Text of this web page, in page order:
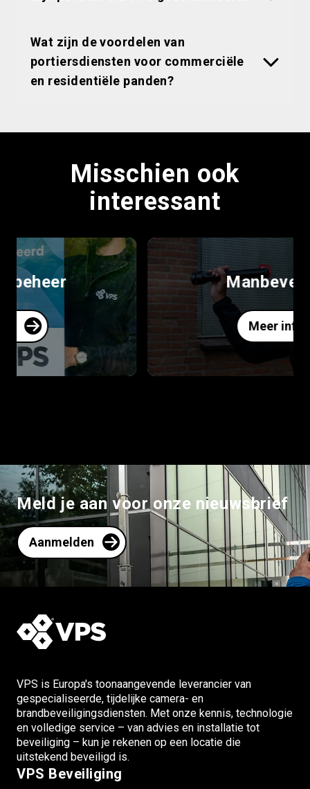
Wat zijn de voordelen van
portiersdiensten voor commerciële
en residentiële panden?
Misschien ook
interessant
Manbeveiliging
Meld je aan voor onze nieuwsbrief
Aanmelden
VPS is Europa's toonaangevende leverancier van
gespecialiseerde, tijdelijke camera- en
brandbeveiligingsdiensten. Met onze kennis, technologie
en volledige service – van advies en installatie tot
beveiliging – kun je rekenen op een locatie die
uitstekend beveiligd is.
VPS Beveiliging